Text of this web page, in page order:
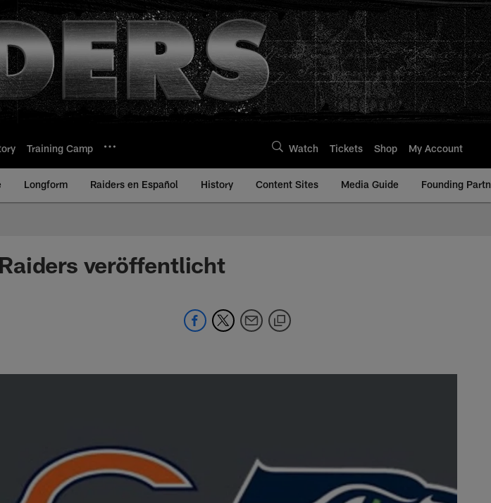
Training Camp Watch Tickets Shop My Account
Longform Raiders en Español History Content Sites Media Guide Founding
veröffentlicht